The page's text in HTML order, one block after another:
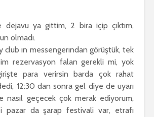
dejavu ya gittim, 2 bira içip çıktım,
olmadı.
club ın messengerından görüştük, tek
rezervasyon falan gerekli mi, yok
para verirsin barda çok rahat
12:30 dan sonra gel diye de uyarı
nasıl geçecek çok merak ediyorum,
pazar da şarap festivali var, etrafı